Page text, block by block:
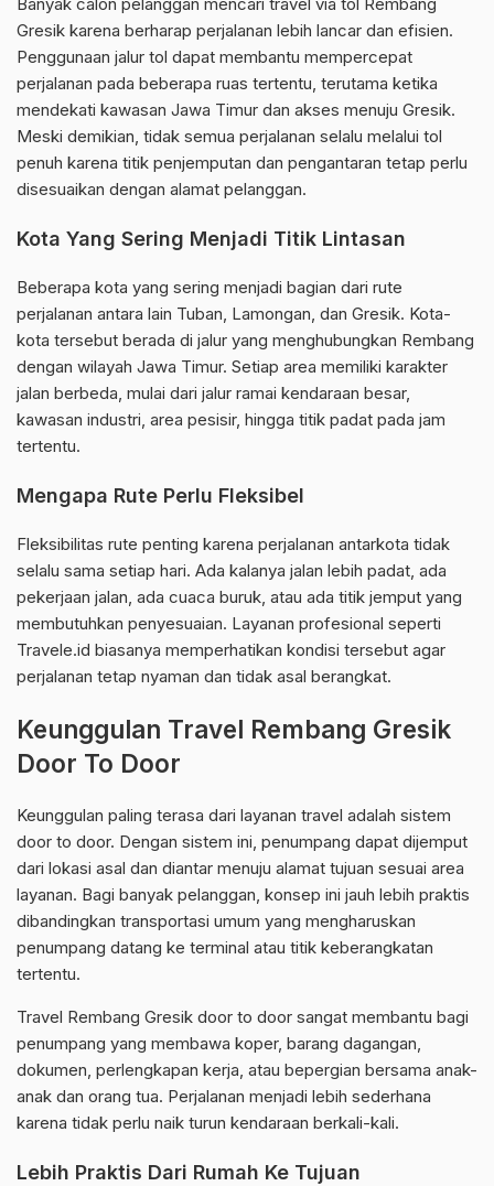
Banyak calon pelanggan mencari travel via tol Rembang
Gresik karena berharap perjalanan lebih lancar dan efisien.
Penggunaan jalur tol dapat membantu mempercepat
perjalanan pada beberapa ruas tertentu, terutama ketika
mendekati kawasan Jawa Timur dan akses menuju Gresik.
Meski demikian, tidak semua perjalanan selalu melalui tol
penuh karena titik penjemputan dan pengantaran tetap perlu
disesuaikan dengan alamat pelanggan.
Kota Yang Sering Menjadi Titik Lintasan
Beberapa kota yang sering menjadi bagian dari rute
perjalanan antara lain Tuban, Lamongan, dan Gresik. Kota-
kota tersebut berada di jalur yang menghubungkan Rembang
dengan wilayah Jawa Timur. Setiap area memiliki karakter
jalan berbeda, mulai dari jalur ramai kendaraan besar,
kawasan industri, area pesisir, hingga titik padat pada jam
tertentu.
Mengapa Rute Perlu Fleksibel
Fleksibilitas rute penting karena perjalanan antarkota tidak
selalu sama setiap hari. Ada kalanya jalan lebih padat, ada
pekerjaan jalan, ada cuaca buruk, atau ada titik jemput yang
membutuhkan penyesuaian. Layanan profesional seperti
Travele.id biasanya memperhatikan kondisi tersebut agar
perjalanan tetap nyaman dan tidak asal berangkat.
Keunggulan Travel Rembang Gresik
Door To Door
Keunggulan paling terasa dari layanan travel adalah sistem
door to door. Dengan sistem ini, penumpang dapat dijemput
dari lokasi asal dan diantar menuju alamat tujuan sesuai area
layanan. Bagi banyak pelanggan, konsep ini jauh lebih praktis
dibandingkan transportasi umum yang mengharuskan
penumpang datang ke terminal atau titik keberangkatan
tertentu.
Travel Rembang Gresik door to door sangat membantu bagi
penumpang yang membawa koper, barang dagangan,
dokumen, perlengkapan kerja, atau bepergian bersama anak-
anak dan orang tua. Perjalanan menjadi lebih sederhana
karena tidak perlu naik turun kendaraan berkali-kali.
Lebih Praktis Dari Rumah Ke Tujuan